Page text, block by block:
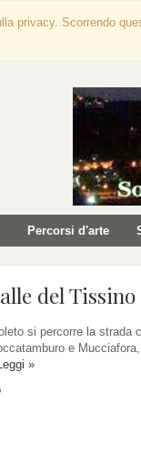
privacy. Scorrendo
Percorsi d'arte
del Tissino
si percorre la strada
e Mucciafora,
»